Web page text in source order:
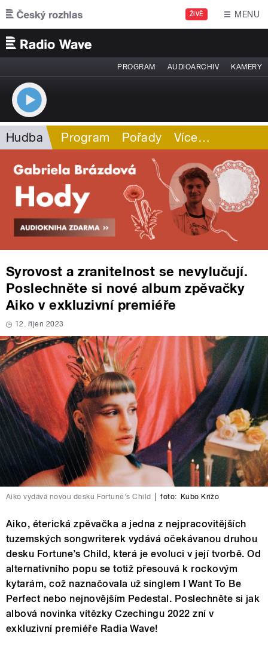
Přejít k hlavnímu obsahu
ŽIVĚ MENU
PROGRAM AUDIOARCHIV KAMERY
Hudba Program Pořady Více…
Syrovost a zranitelnost se nevylučují.
Poslechněte si nové album zpěvačky
Aiko v exkluzivní premiéře
12. říjen 2023
Aiko vydává novou desku Fortune's Child foto: Kubo Krížo
Aiko, éterická zpěvačka a jedna z nejpracovitějších
tuzemských songwriterek vydává očekávanou druhou
desku Fortune’s Child, která je evoluci v její tvorbě. Od
alternativního popu se totiž přesouvá k rockovým
kytarám, což naznačovala už singlem I Want To Be
Perfect nebo nejnovějším Pedestal. Poslechněte si jak
albová novinka vítězky Czechingu 2022 zní v
exkluzivní premiéře Radia Wave!